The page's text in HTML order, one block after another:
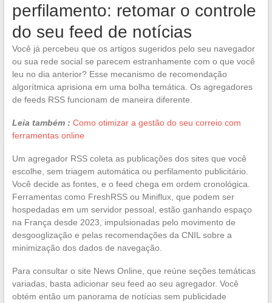
perfilamento: retomar o controle
do seu feed de notícias
Você já percebeu que os artigos sugeridos pelo seu navegador
ou sua rede social se parecem estranhamente com o que você
leu no dia anterior? Esse mecanismo de recomendação
algorítmica aprisiona em uma bolha temática. Os agregadores
de feeds RSS funcionam de maneira diferente.
Leia também : Como otimizar a gestão do seu correio com
ferramentas online
Um agregador RSS coleta as publicações dos sites que você
escolhe, sem triagem automática ou perfilamento publicitário.
Você decide as fontes, e o feed chega em ordem cronológica.
Ferramentas como FreshRSS ou Miniflux, que podem ser
hospedadas em um servidor pessoal, estão ganhando espaço
na França desde 2023, impulsionadas pelo movimento de
desgooglização e pelas recomendações da CNIL sobre a
minimização dos dados de navegação.
Para consultar o site News Online, que reúne seções temáticas
variadas, basta adicionar seu feed ao seu agregador. Você
obtém então um panorama de notícias sem publicidade